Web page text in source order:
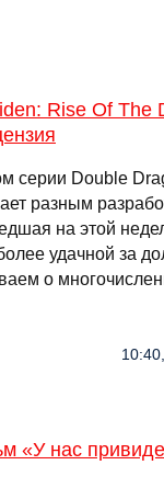
Rise Of
серии Double
разным
на этой
удачной за
о
«У нас